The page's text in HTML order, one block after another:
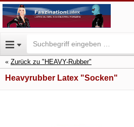
Zurück zu "HEAVY-Rubber"
Heavyrubber Latex "Socken"